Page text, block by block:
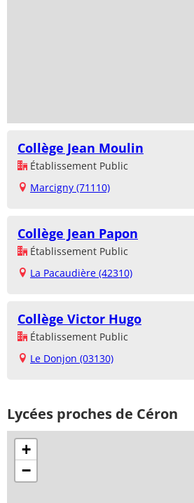
Collège Jean Moulin
Établissement Public
Marcigny (71110)
Collège Jean Papon
Établissement Public
La Pacaudière (42310)
Collège Victor Hugo
Établissement Public
Le Donjon (03130)
Lycées proches de Céron
+
−